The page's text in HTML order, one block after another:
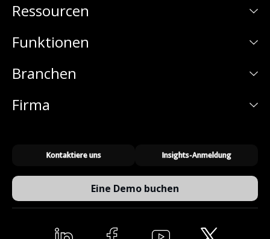
Ressourcen
Funktionen
Branchen
Firma
Kontaktiere uns Insights-Anmeldung
Eine Demo buchen